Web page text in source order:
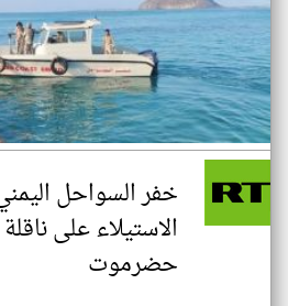
خفر السواحل
الاستيلاء على
حضرموت